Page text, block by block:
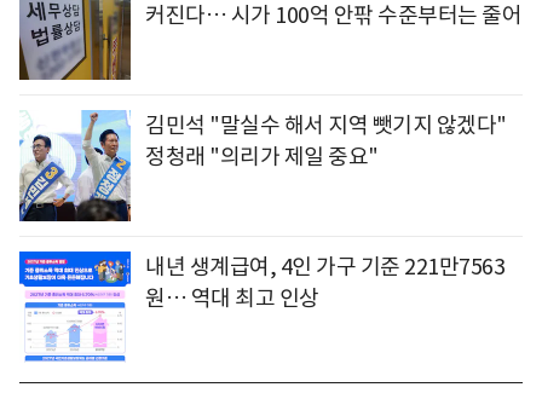
커진다… 시가 100억 안팎 수준부터는 줄어
김민석 "말실수 해서 지역 뺏기지 않겠다"
정청래 "의리가 제일 중요"
내년 생계급여, 4인 가구 기준 221만7563
원… 역대 최고 인상